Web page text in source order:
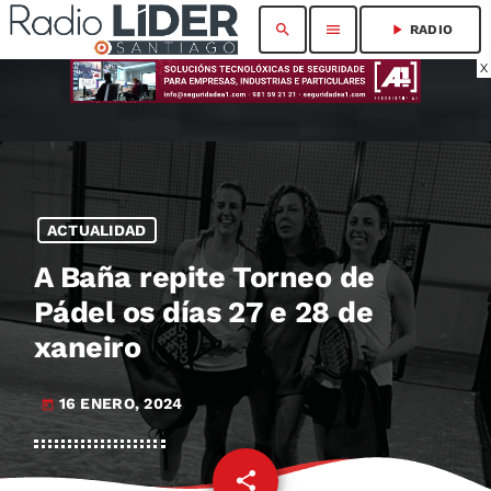
X
search menu play_arrow RADIO
ACTUALIDAD
A Baña repite Torneo de
Pádel os días 27 e 28 de
xaneiro
today 16 ENERO, 2024
share
email